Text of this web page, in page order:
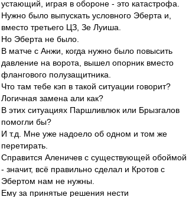
устающий, играя в обороне - это катастрофа.
Нужно было выпускать условного Эберта и,
вместо третьего ЦЗ, Зе Луиша.
Но Эберта не было.
В матче с Анжи, когда нужно было повысить
давление на ворота, вышел опорник вместо
флангового полузащитника.
Что там тебе кэп в такой ситуации говорит?
Логичная замена али как?
В этих ситуациях Паршливлюк или Брызгалов
помогли бы?
И т.д. Мне уже надоело об одном и том же
перетирать.
Справится Аленичев с существующей обоймой
- значит, всё правильно сделал и Кротов с
Эбертом нам не нужны.
Ему за принятые решения нести